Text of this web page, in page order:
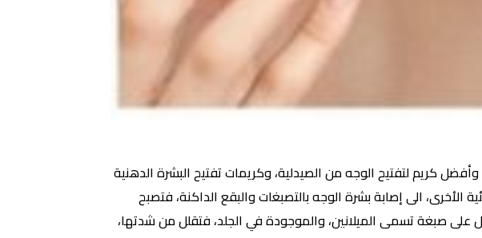
كريم لتفتيح الوجه من الصيدلية، وكريمات تفتيح البشرة الدهنية
الى إصابة بشرة الوجه بالتصبغات والبقع الداكنة، فتصبح
على صبغة تسمى الميلانين، والموجودة في الجلد، فتقلل من شدتها،